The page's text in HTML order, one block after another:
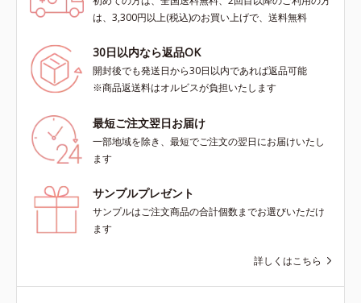
は、3,300円以上(税込)のお買い上げで、送料無料
30日以内なら返品OK
開封後でも発送日から30日以内であれば返品可能
※商品返送料はオルビスが負担いたします
最短ご注文翌日お届け
一部地域を除き、最短でご注文の翌日にお届けいたし
ます
サンプルプレゼント
サンプルはご注文商品の合計個数までお選びいただけ
ます
詳しくはこちら